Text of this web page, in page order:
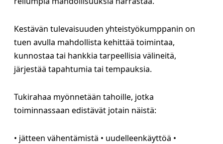
Kestävän tulevaisuuden yhteistyökumppanin on
tuen avulla mahdollista kehittää toimintaa,
kunnostaa tai hankkia tarpeellisia välineitä,
järjestää tapahtumia tai tempauksia.
Tukirahaa myönnetään tahoille, jotka
toiminnassaan edistävät jotain näistä:
• jätteen vähentämistä • uudelleenkäyttöä •